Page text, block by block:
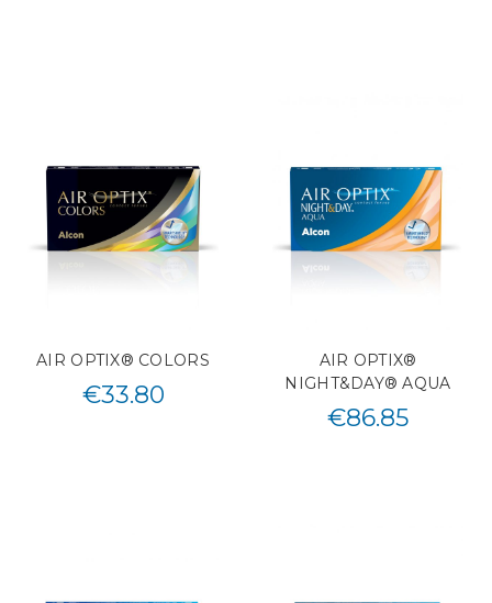
AIR OPTIX® COLORS
€33.80
AIR OPTIX®
NIGHT&DAY® AQUA
€86.85